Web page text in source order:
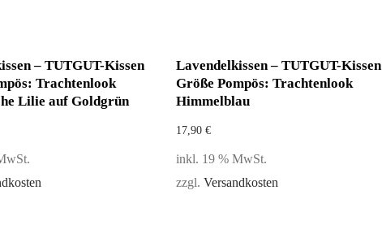
– TUTGUT-Kissen
Trachtenlook
Lilie auf Goldgrün
Lavendelkissen – TUTGUT-Kissen
Größe Pompös: Trachtenlook
Himmelblau
17,90 €
inkl. 19 % MwSt.
zzgl. Versandkosten